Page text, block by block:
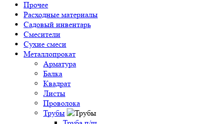
Прочее
Расходные материалы
Садовый инвентарь
Смесители
Сухие смеси
Металлопрокат
Арматура
Балка
Квадрат
Листы
Проволока
Трубы